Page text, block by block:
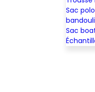
Sac
Sac